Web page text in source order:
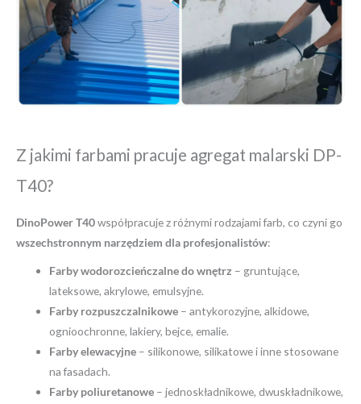
Z jakimi farbami pracuje agregat malarski DP-
T40?
DinoPower T40współpracuje z różnymi rodzajami farb, co czyni go
wszechstronnym narzędziem dla profesjonalistów:
Farby wodorozcieńczalne do wnętrz – gruntujące,
lateksowe, akrylowe, emulsyjne.
Farby rozpuszczalnikowe – antykorozyjne, alkidowe,
ognioochronne, lakiery, bejce, emalie.
Farby elewacyjne – silikonowe, silikatowe i inne stosowane
na fasadach.
Farby poliuretanowe – jednoskładnikowe, dwuskładnikowe,